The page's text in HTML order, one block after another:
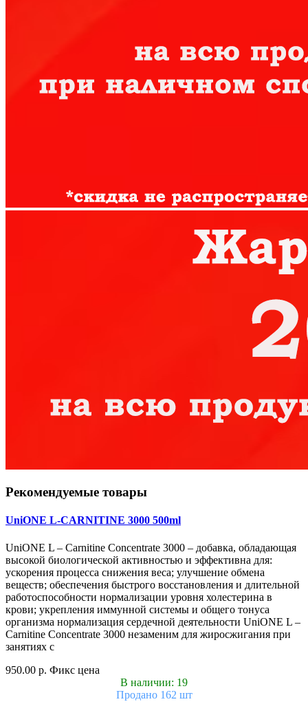
Рекомендуемые товары
UniONE L-CARNITINE 3000 500ml
UniONE L – Carnitine Concentrate 3000 – добавка, обладающая
высокой биологической активностью и эффективна для:
ускорения процесса снижения веса; улучшение обмена
веществ; обеспечения быстрого восстановления и длительной
работоспособности нормализации уровня холестерина в
крови; укрепления иммунной системы и общего тонуса
организма нормализация сердечной деятельности UniONE L –
Carnitine Concentrate 3000 незаменим для жиросжигания при
занятиях с
950.00 р. Фикс цена
В наличии: 19
Продано 162 шт